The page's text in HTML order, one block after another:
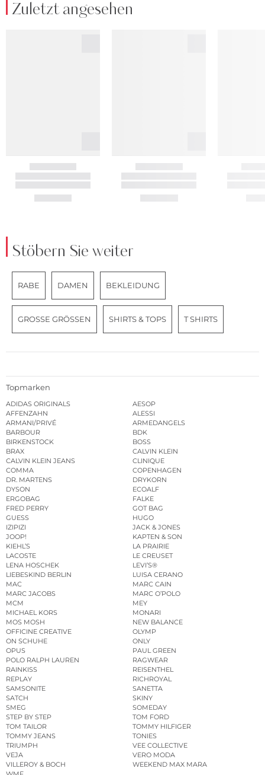
Zuletzt angesehen
Stöbern Sie weiter
RABE DAMEN BEKLEIDUNG
GROSSE GRÖSSEN SHIRTS & TOPS T SHIRTS
Topmarken
ADIDAS ORIGINALS
AESOP
AFFENZAHN
ALESSI
ARMANI/PRIVÉ
ARMEDANGELS
BARBOUR
BDK
BIRKENSTOCK
BOSS
BRAX
CALVIN KLEIN
CALVIN KLEIN JEANS
CLINIQUE
COMMA
COPENHAGEN
DR. MARTENS
DRYKORN
DYSON
ECOALF
ERGOBAG
FALKE
FRED PERRY
GOT BAG
GUESS
HUGO
IZIPIZI
JACK & JONES
JOOP!
KAPTEN & SON
KIEHL’S
LA PRAIRIE
LACOSTE
LE CREUSET
LENA HOSCHEK
LEVI’S®
LIEBESKIND BERLIN
LUISA CERANO
MAC
MARC CAIN
MARC JACOBS
MARC O’POLO
MCM
MEY
MICHAEL KORS
MONARI
MOS MOSH
NEW BALANCE
OFFICINE CREATIVE
OLYMP
ON SCHUHE
ONLY
OPUS
PAUL GREEN
POLO RALPH LAUREN
RAGWEAR
RAINKISS
REISENTHEL
REPLAY
RICHROYAL
SAMSONITE
SANETTA
SATCH
SKINY
SMEG
SOMEDAY
STEP BY STEP
TOM FORD
TOM TAILOR
TOMMY HILFIGER
TOMMY JEANS
TONIES
TRIUMPH
VEE COLLECTIVE
VEJA
VERO MODA
VILLEROY & BOCH
WEEKEND MAX MARA